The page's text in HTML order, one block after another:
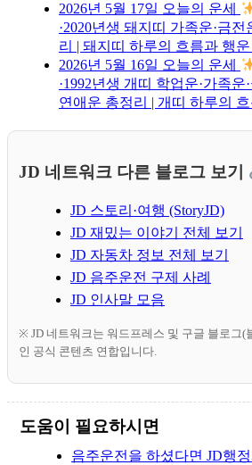
2026년 5월 17일 오늘의 운세
·2020년생 돼지띠 가족운·금전
리 | 돼지띠 하루의 흐름과 행운
2026년 5월 16일 오늘의 운세
·1992년생 개띠 학업운·가족운
연애운 총정리 | 개띠 하루의
JD 네트워크 다른 블로그 보기
JD 스토리·여행 (StoryJD)
JD 재밌는 이야기 전체 보기
JD 자동차 정보 전체 보기
JD 음주운전 구제 사례
JD 인사말 모음
※ JD 네트워크는 워드프레스 및 구글 블로그(
인 공식 콘텐츠 연합입니다.
도움이 필요하시면
음주운전을 하셨다면 JD행